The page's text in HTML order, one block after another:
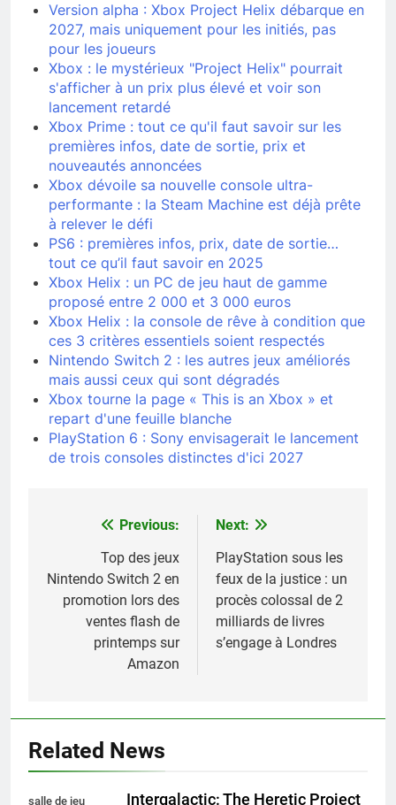
Version alpha : Xbox Project Helix débarque en
2027, mais uniquement pour les initiés, pas
pour les joueurs
Xbox : le mystérieux "Project Helix" pourrait
s'afficher à un prix plus élevé et voir son
lancement retardé
Xbox Prime : tout ce qu'il faut savoir sur les
premières infos, date de sortie, prix et
nouveautés annoncées
Xbox dévoile sa nouvelle console ultra-
performante : la Steam Machine est déjà prête
à relever le défi
PS6 : premières infos, prix, date de sortie…
tout ce qu’il faut savoir en 2025
Xbox Helix : un PC de jeu haut de gamme
proposé entre 2 000 et 3 000 euros
Xbox Helix : la console de rêve à condition que
ces 3 critères essentiels soient respectés
Nintendo Switch 2 : les autres jeux améliorés
mais aussi ceux qui sont dégradés
Xbox tourne la page « This is an Xbox » et
repart d'une feuille blanche
PlayStation 6 : Sony envisagerait le lancement
de trois consoles distinctes d'ici 2027
Navigation
l’article
Previous:
Top des jeux
Nintendo Switch 2 en
promotion lors des
ventes flash de
printemps sur
Amazon
Next:
PlayStation sous les
feux de la justice : un
procès colossal de 2
milliards de livres
s’engage à Londres
Related News
salle de jeu Intergalactic: The Heretic Project